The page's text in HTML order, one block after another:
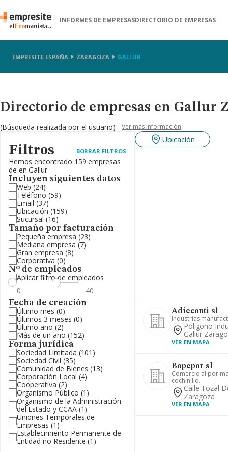
INFORMES DE EMPRESASDIRECTORIO DE EMPRESAS
EMPRESITE ESPAÑA ZARAGOZA GALLUR
Directorio de empresas en Gallur
(Búsqueda realizada por el usuario) Ver más información
Filtros BORRAR FILTROS
Hemos encontrado 159 empresas
de en Gallur
Incluyen siguientes datos
Web (24)
Teléfono (59)
Email (37)
Ubicación (159)
Sucursal (16)
Tamaño por facturación
Pequeña empresa (23)
Mediana empresa (7)
Gran empresa (8)
Corporativa (0)
Nº de empleados
Aplicar filtro de empleados
Fecha de creación
Último mes (0)
Últimos 3 meses (0)
Último año (2)
Más de un año (152)
Forma jurídica
Sociedad Limitada (101)
Sociedad Civil (35)
Comunidad de Bienes (13)
Corporación Local (4)
Cooperativa (2)
Organismo Público (1)
Organismo de la Administración
del Estado y CCAA (1)
Uniones Temporales de
Empresas (1)
Establecimiento Permanente de
Entidad no Residente (1)
Ubicación
Adieconti sl
Industrias
Poligono
Gallur
VER EN MAPA
Bopepor sl
Comercio al por
cochinillo.
Calle Tozal
Zaragoza
VER EN MAPA